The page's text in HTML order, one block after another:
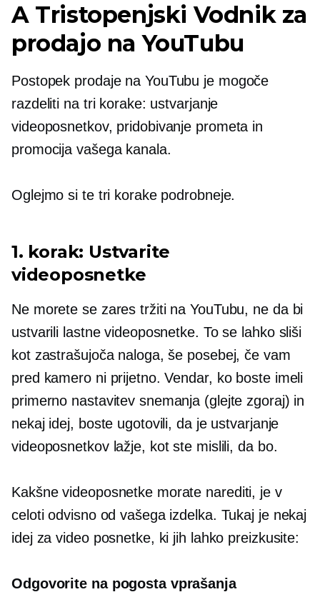
A Tristopenjski Vodnik za
prodajo na YouTubu
Postopek prodaje na YouTubu je mogoče
razdeliti na tri korake: ustvarjanje
videoposnetkov, pridobivanje prometa in
promocija vašega kanala.
Oglejmo si te tri korake podrobneje.
1. korak: Ustvarite
videoposnetke
Ne morete se zares tržiti na YouTubu, ne da bi
ustvarili lastne videoposnetke. To se lahko sliši
kot zastrašujoča naloga, še posebej, če vam
pred kamero ni prijetno. Vendar, ko boste imeli
primerno nastavitev snemanja (glejte zgoraj) in
nekaj idej, boste ugotovili, da je ustvarjanje
videoposnetkov lažje, kot ste mislili, da bo.
Kakšne videoposnetke morate narediti, je v
celoti odvisno od vašega izdelka. Tukaj je nekaj
idej za video posnetke, ki jih lahko preizkusite:
Odgovorite na pogosta vprašanja